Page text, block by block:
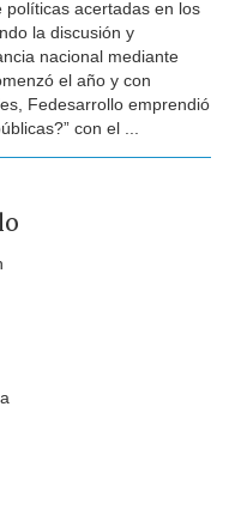
políticas acertadas en los
la discusión y
nacional mediante
el año y con
Fedesarrollo emprendió
con el ...